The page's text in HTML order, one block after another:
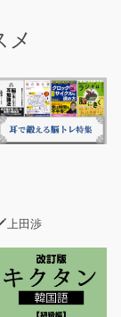
メ
上田渉